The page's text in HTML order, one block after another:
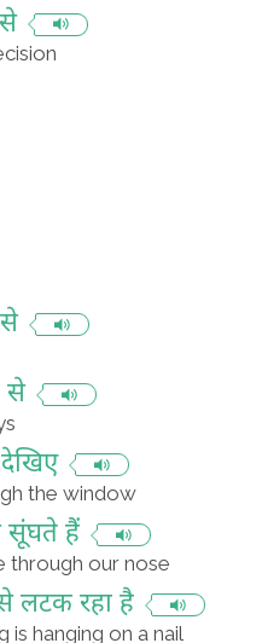
से
the window
सूंघते हैं
through our nose
लटक रहा है
is hanging on a nail